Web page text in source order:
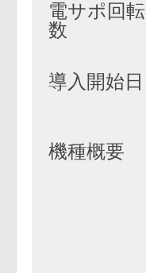
電サポ回転
数
導入開始日
機種概要